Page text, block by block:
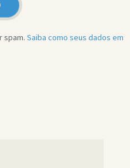
spam. Saiba como seus dados em